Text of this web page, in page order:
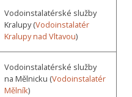
Vodoinstalatérské služby
Kralupy (Vodoinstalatér
Kralupy nad Vltavou)
Vodoinstalatérské služby
na Mělnicku (Vodoinstalatér
Mělník)